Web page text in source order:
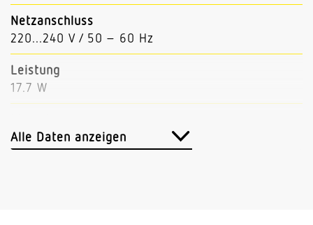
Netzanschluss
220...240 V / 50 – 60 Hz
Leistung
17.7 W
3061 lm
Alle Daten anzeigen